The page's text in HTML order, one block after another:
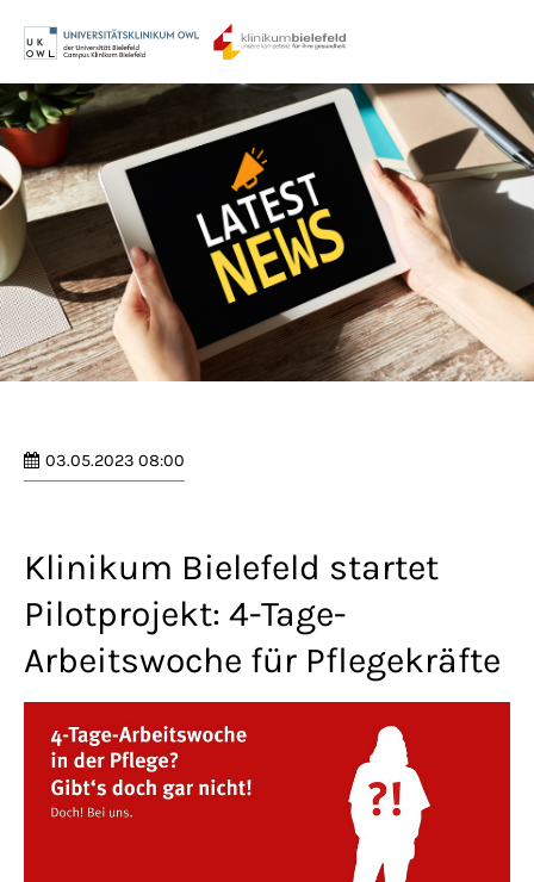
Login
Benutzername
Passwort
Anmelden
Lorem ipsum dolor sit amet:
24h/ 365days
We offer support for our customers
Mon - Fri 8:00am - 5:00pm
(GMT +1)
03.05.2023 08:00
Klinikum Bielefeld startet
Pilotprojekt: 4-Tage-
Arbeitswoche für Pflegekräfte